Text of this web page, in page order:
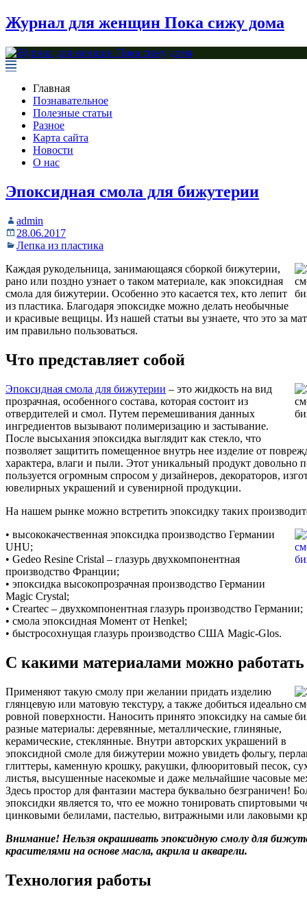
Журнал для женщин Пока сижу дома
Главная
Познавательное
Полезные статьи
Разное
Карта сайта
Новости
О нас
Эпоксидная смола для бижутерии
admin
28.06.2017
Лепка из пластика
Каждая рукодельница, занимающаяся сборкой бижутерии,
рано или поздно узнает о таком материале, как эпоксидная
смола для бижутерии. Особенно это касается тех, кто лепит
из пластика. Благодаря эпоксидке можно делать необычные
и красивые вещицы. Из нашей статьи вы узнаете, что это за
им правильно пользоваться.
Что представляет собой
Эпоксидная смола для бижутерии – это жидкость на вид
прозрачная, особенного состава, которая состоит из
отвердителей и смол. Путем перемешивания данных
ингредиентов вызывают полимеризацию и застывание.
После высыхания эпоксидка выглядит как стекло, что
позволяет защитить помещенное внутрь нее изделие от
характера, влаги и пыли. Этот уникальный продукт довольно
пользуется огромным спросом у дизайнеров, декораторов,
ювелирных украшений и сувенирной продукции.
На нашем рынке можно встретить эпоксидку таких
• высококачественная эпоксидка производство Германии
UHU;
• Gedeo Resine Cristal – глазурь двухкомпонентная
производство Франции;
• эпоксидка высокопрозрачная производство Германии
Magic Crystal;
• Creartec – двухкомпонентная глазурь производство Германии;
• смола эпоксидная Момент от Henkel;
• быстросохнущая глазурь производство США Magic-Glos.
С какими материалами можно работать
Применяют такую смолу при желании придать изделию
глянцевую или матовую текстуру, а также добиться идеально
ровной поверхности. Наносить принято эпоксидку на самые
разные материалы: деревянные, металлические, глиняные,
керамические, стеклянные. Внутри авторских украшений в
эпоксидной смоле для бижутерии можно увидеть фольгу,
глиттеры, каменную крошку, ракушки, флюоритовый песок,
листья, высушенные насекомые и даже мельчайшие часовые
Здесь простор для фантазии мастера буквально безграничен!
эпоксидки является то, что ее можно тонировать спиртовыми
цинковыми белилами, пастелью, витражными или лаковыми
Внимание! Нельзя окрашивать эпоксидную смолу для
красителями на основе масла, акрила и акварели.
Технология работы